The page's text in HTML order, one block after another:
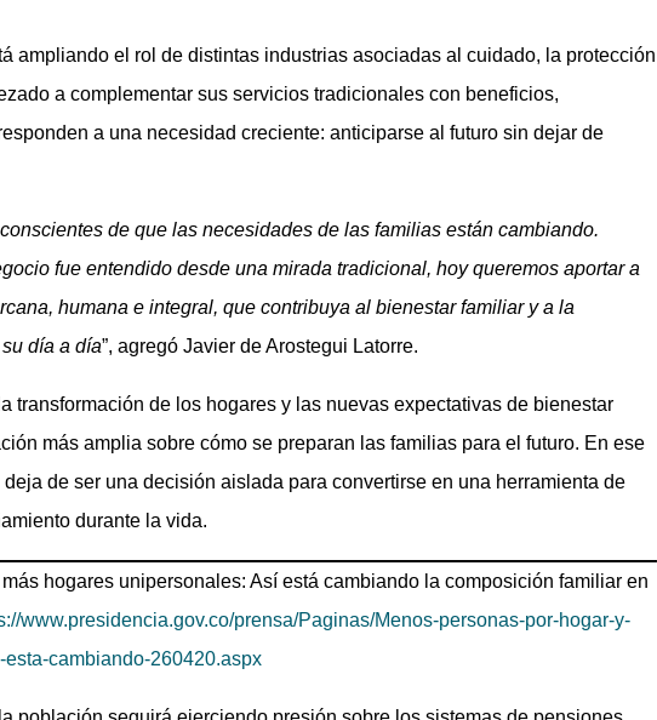
ampliando el rol de distintas industrias asociadas al cuidado, la protección
a complementar sus servicios tradicionales con beneficios,
a una necesidad creciente: anticiparse al futuro sin dejar de
de que las necesidades de las familias están cambiando.
fue entendido desde una mirada tradicional, hoy queremos aportar a
humana e integral, que contribuya al bienestar familiar y a la
día a día”, agregó Javier de Arostegui Latorre.
transformación de los hogares y las nuevas expectativas de bienestar
más amplia sobre cómo se preparan las familias para el futuro. En ese
de ser una decisión aislada para convertirse en una herramienta de
durante la vida.
hogares unipersonales: Así está cambiando la composición familiar en
www.presidencia.gov.co/prensa/Paginas/Menos-personas-por-hogar-y-
cambiando-260420.aspx